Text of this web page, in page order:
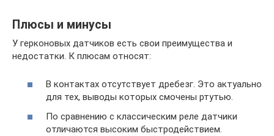
Плюсы и минусы
У герконовых датчиков есть свои преимущества и
недостатки. К плюсам относят:
В контактах отсутствует дребезг. Это актуально
для тех, выводы которых смочены ртутью.
По сравнению с классическим реле датчики
отличаются высоким быстродействием.